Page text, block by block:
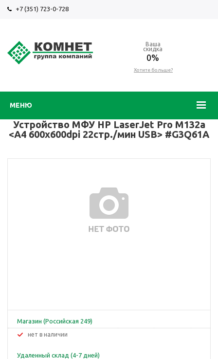
+7 (351) 723-0-728
МЕНЮ
Ваша
скидка
0%
Хотите больше?
Устройство МФУ HP LaserJet Pro M132a
<A4 600х600dpi 22стр./мин USB> #G3Q61A
Магазин (Российская 249)
Нет в наличии
Удаленный склад (4-7 дней)